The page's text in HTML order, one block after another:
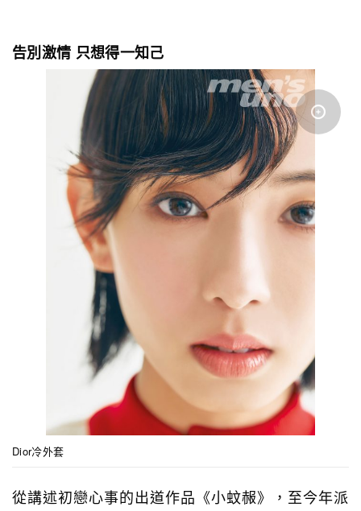
告別激情 只想得一知己
Dior冷外套
從講述初戀心事的出道作品《小蚊赧》，至今年派